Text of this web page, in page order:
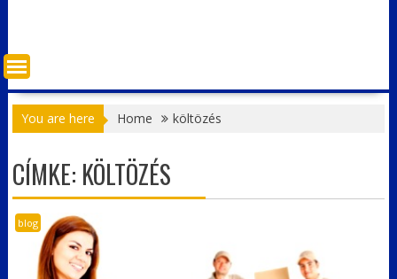
You are here Home költözés
CÍMKE: KÖLTÖZÉS
blog